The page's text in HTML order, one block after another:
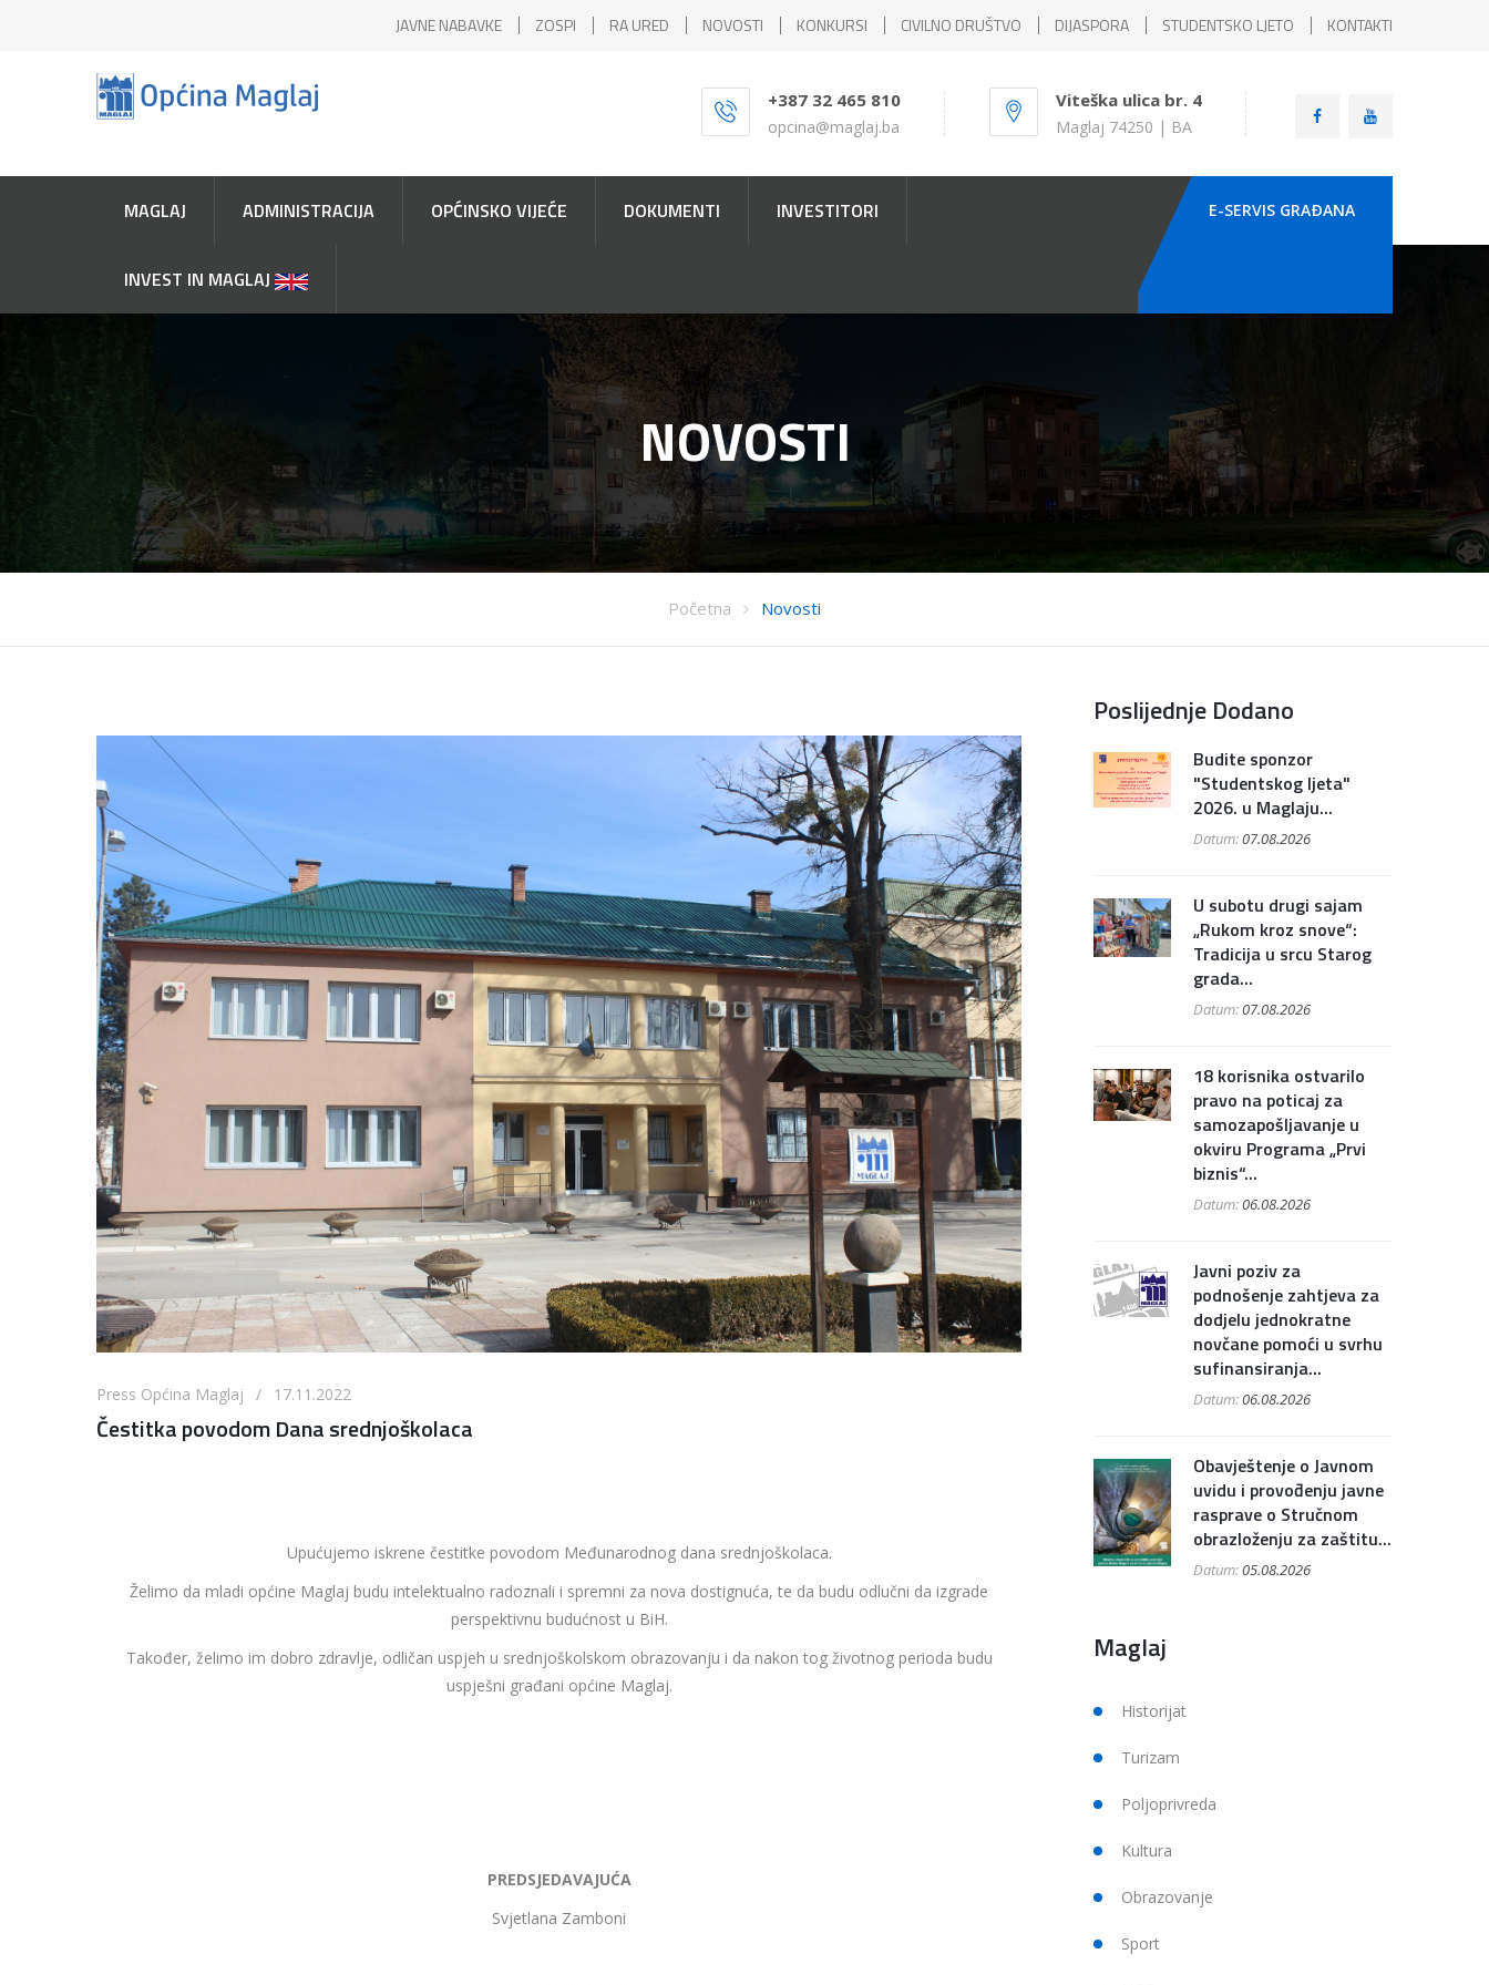
JAVNE NABAVKE ZOSPI RA URED NOVOSTI KONKURSI CIVILNO DRUŠTVO DIJASPORA STUDENTSKO LJETO KONTAKTI
+387 32 465 810
opcina@maglaj.ba
Viteška ulica br. 4
Maglaj 74250 | BA
MAGLAJ ADMINISTRACIJA OPĆINSKO VIJEĆE DOKUMENTI INVESTITORI
INVEST IN MAGLAJ
E-SERVIS GRAÐANA
NOVOSTI
Početna Novosti
Press Općina Maglaj / 17.11.2022
Čestitka povodom Dana srednjoškolaca
Upućujemo iskrene čestitke povodom Međunarodnog dana srednjoškolaca.
Želimo da mladi općine Maglaj budu intelektualno radoznali i spremni za nova dostignuća, te da budu odlučni da izgrade
perspektivnu budućnost u BiH.
Također, želimo im dobro zdravlje, odličan uspjeh u srednjoškolskom obrazovanju i da nakon tog životnog perioda budu
uspješni građani općine Maglaj.
PREDSJEDAVAJUĆA
Svjetlana Zamboni
Poslijednje Dodano
Budite sponzor
"Studentskog ljeta"
2026. u Maglaju...
Datum:07.08.2026
U subotu drugi sajam
„Rukom kroz snove“:
Tradicija u srcu Starog
grada...
Datum:07.08.2026
18 korisnika ostvarilo
pravo na poticaj za
samozapošljavanje u
okviru Programa „Prvi
biznis“...
Datum:06.08.2026
Javni poziv za
podnošenje zahtjeva za
dodjelu jednokratne
novčane pomoći u svrhu
sufinansiranja...
Datum:06.08.2026
Obavještenje o Javnom
uvidu i provođenju javne
rasprave o Stručnom
obrazloženju za zaštitu...
Datum:05.08.2026
Maglaj
Historijat
Turizam
Poljoprivreda
Kultura
Obrazovanje
Sport